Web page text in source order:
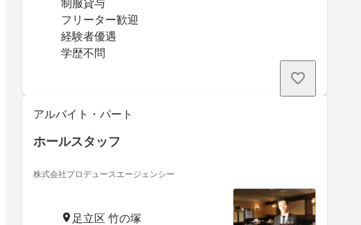
制服貸与
フリーター歓迎
経験者優遇
学歴不問
アルバイト・パート
ホールスタッフ
株式会社プロデュースエージェンシー
足立区 竹の塚